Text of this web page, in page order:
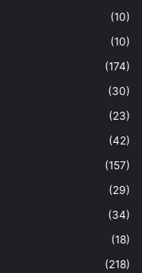
(10)
(10)
(174)
(30)
(23)
(42)
(157)
(29)
(34)
(18)
(218)